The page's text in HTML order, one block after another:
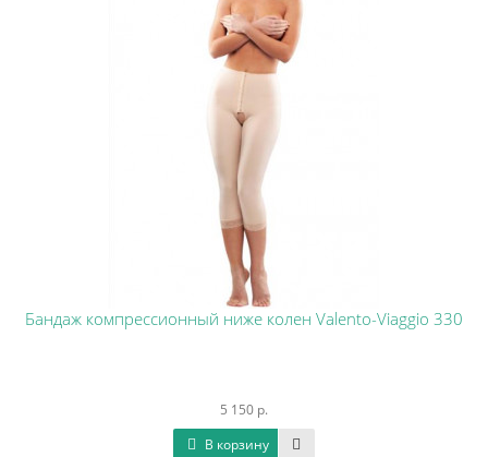
Бандаж компрессионный ниже колен Valento-Viaggio 330
5 150 р.
В корзину